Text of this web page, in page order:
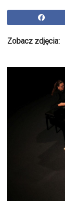
Zobacz zdjęcia: